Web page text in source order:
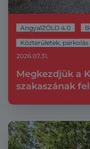
AngyalZÖLD 4.0
Közterületek, parkolás
Megkezdjük a
szakaszának
2026.07.31.